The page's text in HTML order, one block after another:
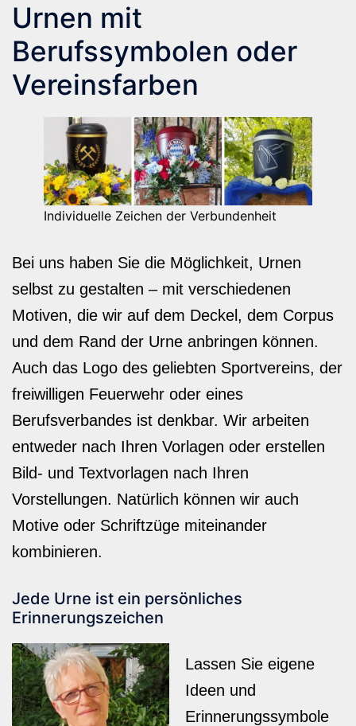
Urnen mit
Berufssymbolen oder
Vereinsfarben
Individuelle Zeichen der Verbundenheit
Bei uns haben Sie die Möglichkeit, Urnen
selbst zu gestalten – mit verschiedenen
Motiven, die wir auf dem Deckel, dem Corpus
und dem Rand der Urne anbringen können.
Auch das Logo des geliebten Sportvereins, der
freiwilligen Feuerwehr oder eines
Berufsverbandes ist denkbar. Wir arbeiten
entweder nach Ihren Vorlagen oder erstellen
Bild- und Textvorlagen nach Ihren
Vorstellungen. Natürlich können wir auch
Motive oder Schriftzüge miteinander
kombinieren.
Jede Urne ist ein persönliches
Erinnerungszeichen
Lassen Sie eigene
Ideen und
Erinnerungssymbole